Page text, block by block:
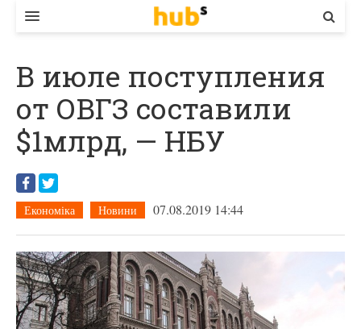
ЕКОНОМІКА
БІЗНЕС
СТАРТЕР
КОНТАКТИ
В июле поступления
от ОВГЗ составили
$1млрд, — НБУ
Економіка Новини 07.08.2019 14:44